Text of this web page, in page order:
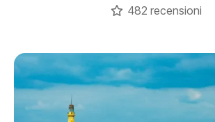
482 recensioni